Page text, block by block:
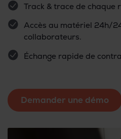
Track & trace de chaque
Accès au matériel 24h/
collaborateurs.
Échange rapide de
Demander une démo